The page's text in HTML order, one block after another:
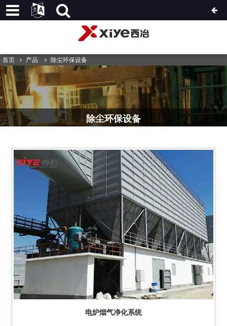
首页 产品 除尘环保设备
除尘环保设备
电炉烟气净化系统